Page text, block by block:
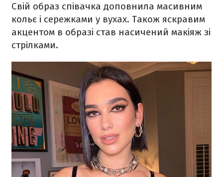
Свій образ співачка доповнила масивним
кольє і сережками у вухах. Також яскравим
акцентом в образі став насичений макіяж зі
стрілками.